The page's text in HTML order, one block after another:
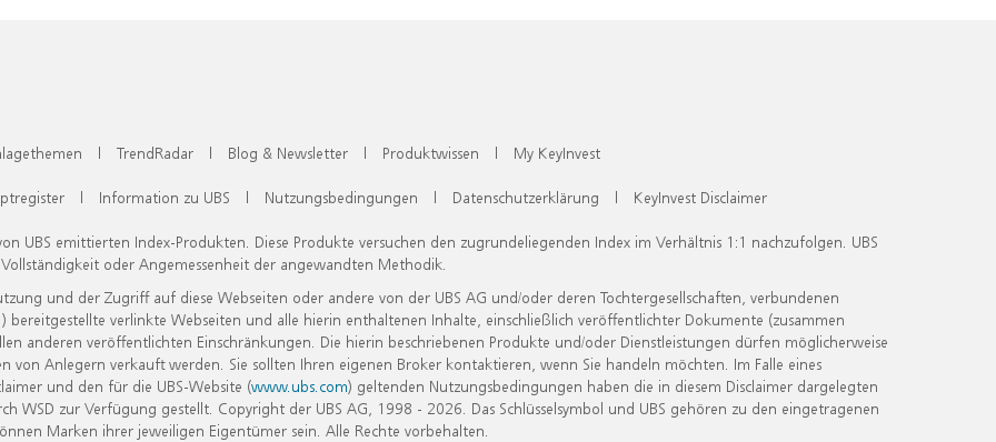
| TrendRadar | Blog & Newsletter | Produktwissen | My KeyInvest
| Information zu UBS | Nutzungsbedingungen | Datenschutzerklärung | KeyInvest Disclaimer
UBS emittierten Index-Produkten. Diese Produkte versuchen den zugrundeliegenden Index im Verhältnis 1:1 nachzufolgen. UBS
oder Angemessenheit der angewandten Methodik.
und der Zugriff auf diese Webseiten oder andere von der UBS AG und/oder deren Tochtergesellschaften, verbundenen
verlinkte Webseiten und alle hierin enthaltenen Inhalte, einschließlich veröffentlichter Dokumente (zusammen
anderen veröffentlichten Einschränkungen. Die hierin beschriebenen Produkte und/oder Dienstleistungen dürfen möglicherweise
Anlegern verkauft werden. Sie sollten Ihren eigenen Broker kontaktieren, wenn Sie handeln möchten. Im Falle eines
und den für die UBS-Website (www.ubs.com) geltenden Nutzungsbedingungen haben die in diesem Disclaimer dargelegten
zur Verfügung gestellt. Copyright der UBS AG, 1998 - 2026. Das Schlüsselsymbol und UBS gehören zu den eingetragenen
Marken ihrer jeweiligen Eigentümer sein. Alle Rechte vorbehalten.